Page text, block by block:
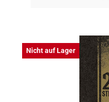
Nicht auf Lager